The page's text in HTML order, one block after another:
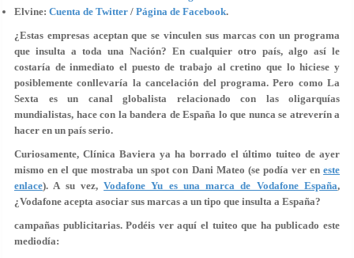
Elvine: Cuenta de Twitter / Página de Facebook.
¿Estas empresas aceptan que se vinculen sus marcas con un programa
que insulta a toda una Nación? En cualquier otro país, algo así le
costaría de inmediato el puesto de trabajo al cretino que lo hiciese y
posiblemente conllevaría la cancelación del programa. Pero como La
Sexta es un canal globalista relacionado con las oligarquías
mundialistas, hace con la bandera de España lo que nunca se atreverín a
hacer en un país serio.
Curiosamente, Clínica Baviera ya ha borrado el último tuiteo de ayer
mismo en el que mostraba un spot con Dani Mateo (se podía ver eneste
enlace). A su vez,Vodafone Yu es una marca de Vodafone España,
¿Vodafone acepta asociar sus marcas a un tipo que insulta a España?
campañas publicitarias.Podéis ver aquí el tuiteo que ha publicado este
mediodía: